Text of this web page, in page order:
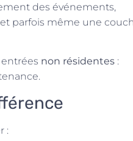
des événements,
parfois même une
non résidentes :
: